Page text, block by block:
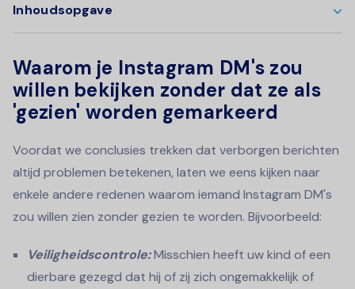
Inhoudsopgave
Waarom je Instagram DM's zou
willen bekijken zonder dat ze als
'gezien' worden gemarkeerd
Voordat we conclusies trekken dat verborgen berichten
altijd problemen betekenen, laten we eens kijken naar
enkele andere redenen waarom iemand Instagram DM's
zou willen zien zonder gezien te worden. Bijvoorbeeld:
Veiligheidscontrole:Misschien heeft uw kind of een
dierbare gezegd dat hij of zij zich ongemakkelijk of